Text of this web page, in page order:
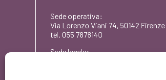
€23,00.
Sede operativa:
Via Lorenzo Viani 74, 50142 Firenze
tel. 055 7878140
Sede legale: